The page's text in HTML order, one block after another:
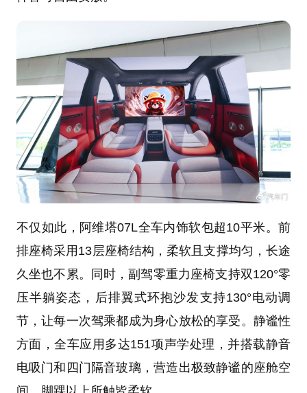
不仅如此，阿维塔07L全车内饰软包超10平米。前
排座椅采用13层座椅结构，柔软且支撑均匀，长途
久坐也不累。同时，副驾零重力座椅支持双120°零
压半躺姿态，后排翼式环抱沙发支持130°电动调
节，让每一次驾乘都成为身心放松的享受。静谧性
方面，全车应用多达151项声学处理，并搭载静音
电吸门和四门隔音玻璃，营造出极致静谧的座舱空